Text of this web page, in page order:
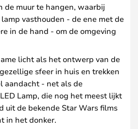
de muur te hangen, waarbij
vasthouden - de ene met de
in de hand - om de omgeving
licht als het ontwerp van de
sfeer in huis en trekken
aandacht - net als de
Lamp, die nog het meest lijkt
uit de bekende Star Wars films
in het donker.